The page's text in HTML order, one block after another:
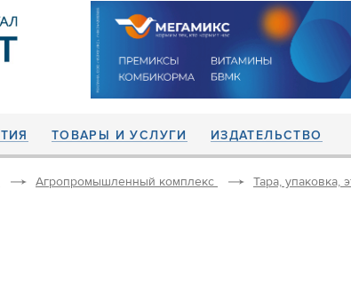
ТОВАРЫ И УСЛУГИ ИЗДАТЕЛЬСТВО
Агропромышленный комплекс Тара, упаковка,